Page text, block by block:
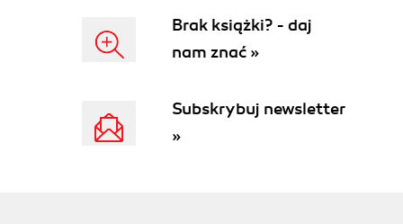
Zadania nieaktywne (163)
Kody struktury podziału pracy (SPP - WBS) (164)
Cofanie wielu operacji (169)
Oś czasu (170)
Brak książki? - daj
nam znać »
Subskrybuj newsletter
»